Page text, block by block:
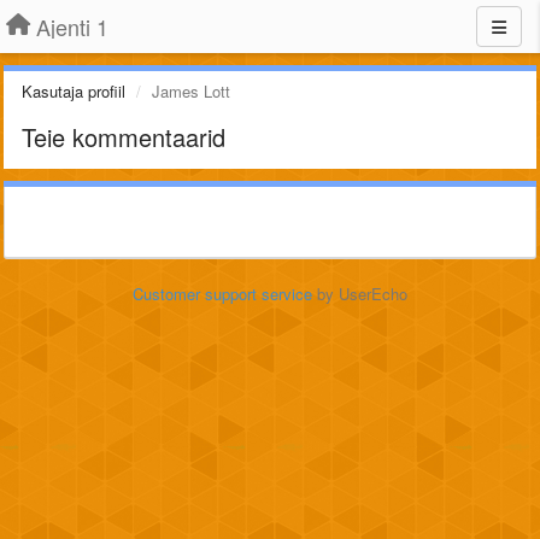
Ajenti 1
Kasutaja profiil James Lott
Teie kommentaarid
Customer support service by UserEcho